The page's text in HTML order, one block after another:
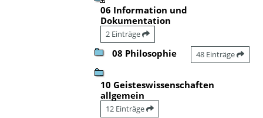
06 Information und
Dokumentation
2 Einträge
08 Philosophie 48 Einträge
10 Geisteswissenschaften
allgemein
12 Einträge